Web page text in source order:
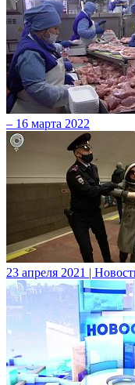
– 16 марта 2022
23 апреля 2021 |